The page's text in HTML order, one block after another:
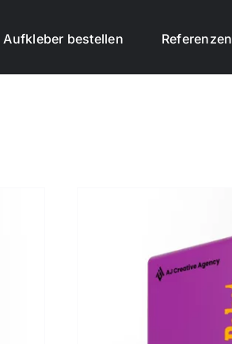
Aufkleber bestellen Referenzen